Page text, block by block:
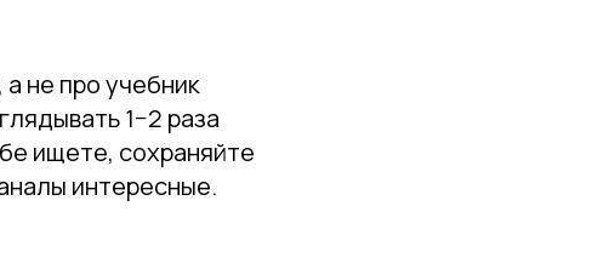
не про учебник
1−2 раза
ищете, сохраняйте
интересные.